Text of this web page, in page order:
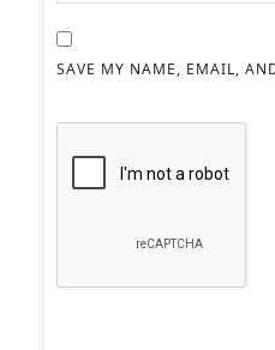
SAVE MY NAME, EMAIL,